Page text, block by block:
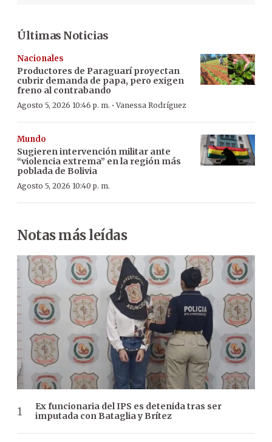
Últimas Noticias
Nacionales
Productores de Paraguarí proyectan
cubrir demanda de papa, pero exigen
freno al contrabando
Agosto 5, 2026 10:46 p. m. ·Vanessa Rodríguez
Mundo
Sugieren intervención militar ante
“violencia extrema” en la región más
poblada de Bolivia
Agosto 5, 2026 10:40 p. m.
Notas más leídas
Ex funcionaria del IPS es detenida tras ser
imputada con Bataglia y Brítez